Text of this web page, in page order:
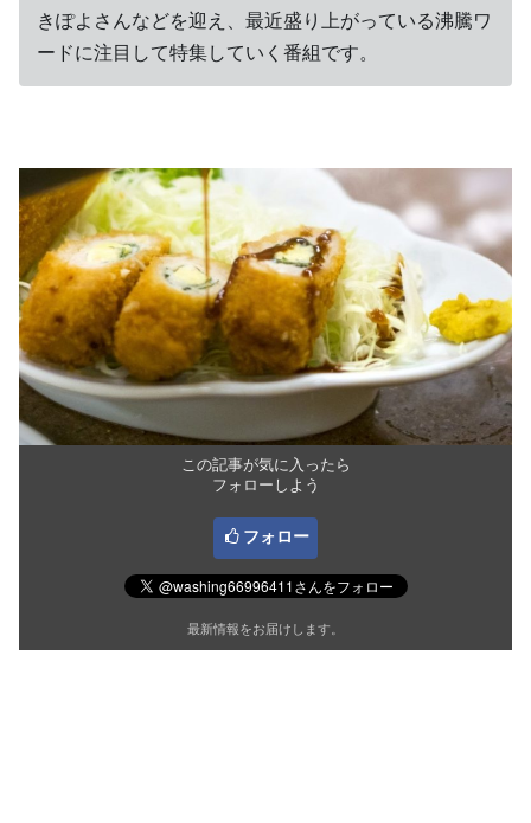
きぽよさんなどを迎え、最近盛り上がっている沸騰ワ
ードに注目して特集していく番組です。
この記事が気に入ったら
フォローしよう
フォロー
最新情報をお届けします。